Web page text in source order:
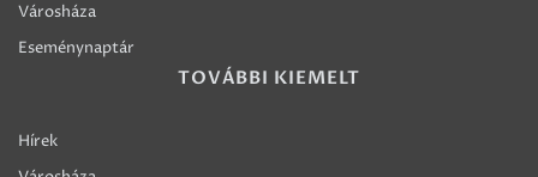
Városháza
Eseménynaptár
TOVÁBBI KIEMELT
Hírek